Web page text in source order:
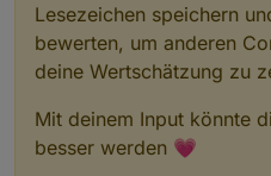
Lesezeichen speichern
bewerten, um anderen
deine Wertschätzung zu
Mit deinem Input könnte
besser werden 💗